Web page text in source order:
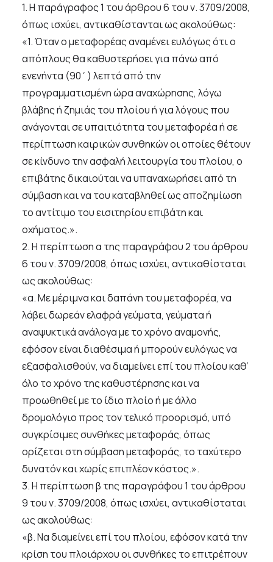
1. Η παράγραφος 1 του άρθρου 6 του ν. 3709/2008,
όπως ισχύει, αντικαθίστανται ως ακολούθως:
«1. Όταν ο μεταφορέας αναμένει ευλόγως ότι ο
απόπλους θα καθυστερήσει για πάνω από
ενενήντα (90΄) λεπτά από την
προγραμματισμένη ώρα αναχώρησης, λόγω
βλάβης ή ζημιάς του πλοίου ή για λόγους που
ανάγονται σε υπαιτιότητα του μεταφορέα ή σε
περίπτωση καιρικών συνθηκών οι οποίες θέτουν
σε κίνδυνο την ασφαλή λειτουργία του πλοίου, ο
επιβάτης δικαιούται να υπαναχωρήσει από τη
σύμβαση και να του καταβληθεί ως αποζημίωση
το αντίτιμο του εισιτηρίου επιβάτη και
οχήματος.».
2. Η περίπτωση α της παραγράφου 2 του άρθρου
6 του ν. 3709/2008, όπως ισχύει, αντικαθίσταται
ως ακολούθως:
«α. Με μέριμνα και δαπάνη του μεταφορέα, να
λάβει δωρεάν ελαφρά γεύματα, γεύματα ή
αναψυκτικά ανάλογα με το χρόνο αναμονής,
εφόσον είναι διαθέσιμα ή μπορούν ευλόγως να
εξασφαλισθούν, να διαμείνει επί του πλοίου καθ’
όλο το χρόνο της καθυστέρησης και να
προωθηθεί με το ίδιο πλοίο ή με άλλο
δρομολόγιο προς τον τελικό προορισμό, υπό
συγκρίσιμες συνθήκες μεταφοράς, όπως
ορίζεται στη σύμβαση μεταφοράς, το ταχύτερο
δυνατόν και χωρίς επιπλέον κόστος.».
3. Η περίπτωση β της παραγράφου 1 του άρθρου
9 του ν. 3709/2008, όπως ισχύει, αντικαθίσταται
ως ακολούθως:
«β. Να διαμείνει επί του πλοίου, εφόσον κατά την
κρίση του πλοιάρχου οι συνθήκες το επιτρέπουν